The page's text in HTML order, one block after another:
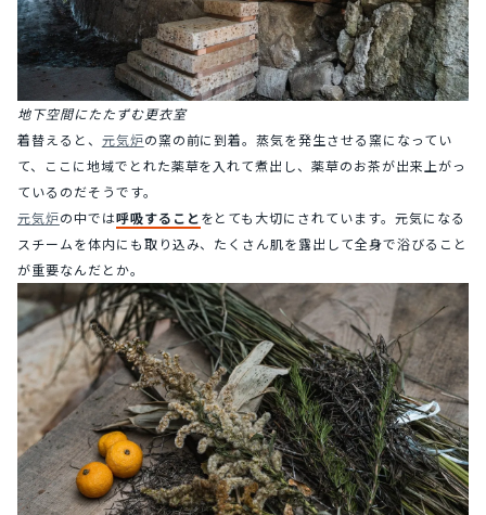
地下空間にたたずむ更衣室
着替えると、 元気炉の窯の前に到着。蒸気を発生させる窯になってい
て、ここに地域でとれた薬草を入れて煮出し、薬草のお茶が出来上がっ
ているのだそうです。
元気炉の中では呼吸することをとても大切にされています。元気になる
スチームを体内にも取り込み、たくさん肌を露出して全身で浴びること
が重要なんだとか。